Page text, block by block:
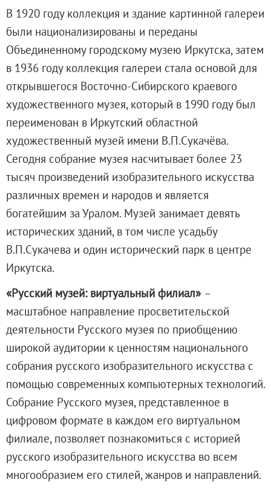
О билетах, льготах и услугах
Правила покупки и возврата билетов
Правила посещения музея
Высказать мнение / Сообщить о проблеме
Экскурсии
Лекции и абонементы
Лекторий
Лекции
Абонементы
Доступный музей
Программы и мероприятия
Социально-культурные проекты
Для СМИ
О Музее
О музее
Дирекция
Дворцы и сады
Михайловский дворец
Корпус Бенуа
Михайловский (Инженерный) замок
Мраморный дворец
Строгановский дворец
Домик Петра I
Летний дворец Петра I
Летний сад
Михайловский сад
В 1920 году коллекция и здание картинной галереи
были национализированы и переданы
Объединенному городскому музею Иркутска, затем
в 1936 году коллекция галереи стала основой для
открывшегося Восточно-Сибирского краевого
художественного музея, который в 1990 году был
переименован в Иркутский областной
художественный музей имени В.П.Сукачёва.
Сегодня собрание музея насчитывает более 23
тысяч произведений изобразительного искусства
различных времен и народов и является
богатейшим за Уралом. Музей занимает девять
исторических зданий, в том числе усадьбу
В.П.Сукачева и один исторический парк в центре
Иркутска.
«Русский музей: виртуальный филиал» –
масштабное направление просветительской
деятельности Русского музея по приобщению
широкой аудитории к ценностям национального
собрания русского изобразительного искусства с
помощью современных компьютерных технологий.
Собрание Русского музея, представленное в
цифровом формате в каждом его виртуальном
филиале, позволяет познакомиться с историей
русского изобразительного искусства во всем
многообразием его стилей, жанров и направлений.